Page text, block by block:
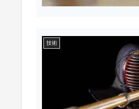
技術